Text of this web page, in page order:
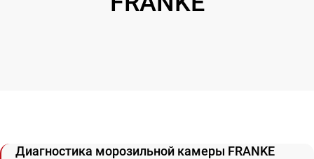
Диагностика морозильной камеры FRANKE